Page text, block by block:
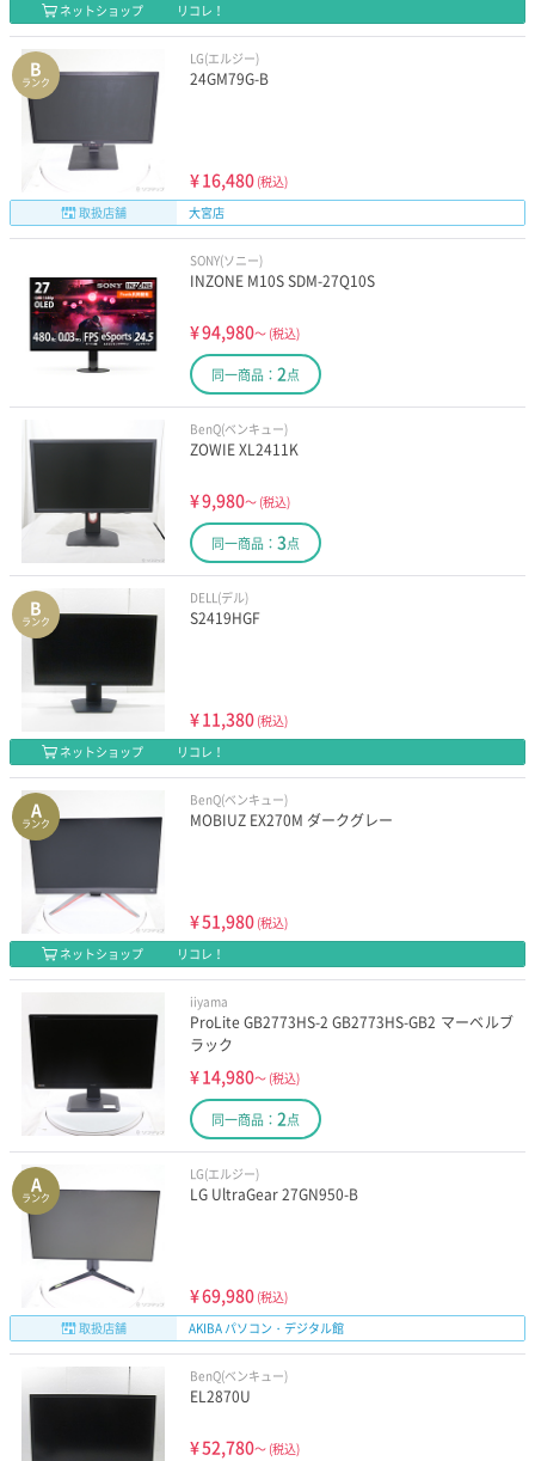
ネットショップ
リコレ！
B
ランク
LG(エルジー)
24GM79G-B
¥16,480 (税込)
取扱店舗
大宮店
SONY(ソニー)
INZONE M10S SDM-27Q10S
¥94,980～ (税込)
同一商品： 2点
BenQ(ベンキュー)
ZOWIE XL2411K
¥9,980～ (税込)
同一商品： 3点
B
ランク
DELL(デル)
S2419HGF
¥11,380 (税込)
ネットショップ
リコレ！
A
ランク
BenQ(ベンキュー)
MOBIUZ EX270M ダークグレー
¥51,980 (税込)
ネットショップ
リコレ！
iiyama
ProLite GB2773HS-2 GB2773HS-GB2 マーベルブ
ラック
¥14,980～ (税込)
同一商品： 2点
A
ランク
LG(エルジー)
LG UltraGear 27GN950-B
¥69,980 (税込)
取扱店舗
AKIBA パソコン・デジタル館
BenQ(ベンキュー)
EL2870U
¥52,780～ (税込)